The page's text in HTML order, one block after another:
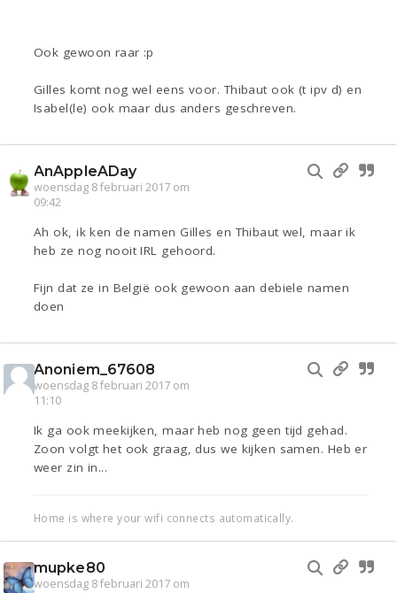
Ook gewoon raar :p
Gilles komt nog wel eens voor. Thibaut ook (t ipv d) en
Isabel(le) ook maar dus anders geschreven.
AnAppleADay
woensdag 8 februari 2017 om
09:42
Ah ok, ik ken de namen Gilles en Thibaut wel, maar ik
heb ze nog nooit IRL gehoord.
Fijn dat ze in België ook gewoon aan debiele namen
doen
Anoniem_67608
woensdag 8 februari 2017 om
11:10
Ik ga ook meekijken, maar heb nog geen tijd gehad.
Zoon volgt het ook graag, dus we kijken samen. Heb er
weer zin in...
Home is where your wifi connects automatically.
mupke80
woensdag 8 februari 2017 om